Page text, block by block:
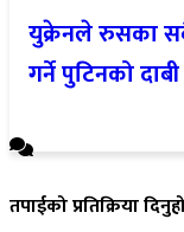
युक्रेनले रुसका
गर्ने पुटिनको दाबी
तपाईको प्रतिक्रिया